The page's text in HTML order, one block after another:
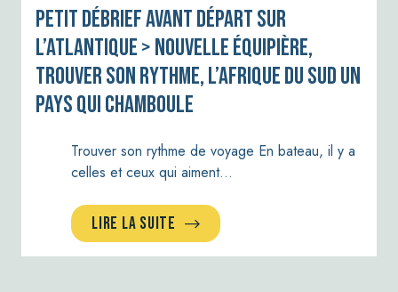
Petit débrief avant départ sur
l’Atlantique > Nouvelle équipière,
trouver son rythme, l’Afrique du Sud un
pays qui chamboule
Trouver son rythme de voyage En bateau, il y a
celles et ceux qui aiment…
LIRE LA SUITE